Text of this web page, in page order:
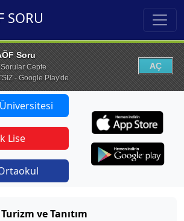
SORU
Soru
Sorular Cepte
- Google Play'de
AÇ
Lise
Turizm ve Tanıtım